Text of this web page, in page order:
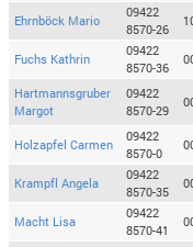
Ehrnböck Mario
09422
8570-26
Fuchs Kathrin
09422
8570-36
Hartmannsgruber
Margot
09422
8570-29
Holzapfel Carmen
09422
8570-0
Krampfl Angela
09422
8570-35
Macht Lisa
09422
8570-41